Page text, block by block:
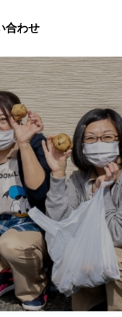
合わせ
8月花火
高齢者等共同